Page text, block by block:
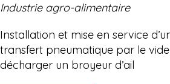
Industrie agro-alimentaire
Installation et mise en service
transfert pneumatique par le
décharger un broyeur d’ail